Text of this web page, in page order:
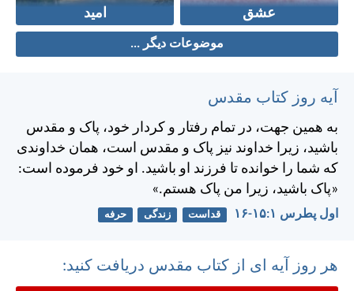
عشق امید
موضوعات دیگر ...
آیه روز کتاب مقدس
به همين جهت، در تمام رفتار و كردار خود، پاک و مقدس
باشيد، زيرا خداوند نيز پاک و مقدس است، همان خداوندی
كه شما را خوانده تا فرزند او باشيد. او خود فرموده است:
«پاک باشيد، زيرا من پاک هستم.»
اول پطرس ۱:‏۱۵-‏۱۶ قداست زندگی حرفه
هر روز آیه ای از کتاب مقدس دریافت کنید: